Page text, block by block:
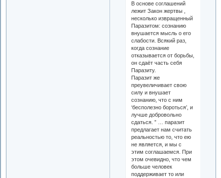
В основе соглашений
лежит Закон жертвы ,
несколько извращенный
Паразитом: сознанию
внушается мысль о его
слабости. Всякий раз,
когда сознание
отказывается от борьбы,
он сдаёт часть себя
Паразиту.
Паразит же
преувеличивает свою
силу и внушает
сознанию, что с ним
‘бесполезно бороться’, и
лучше добровольно
сдаться. ” … паразит
предлагает нам считать
реальностью то, что ею
не является, и мы с
этим соглашаемся. При
этом очевидно, что чем
больше человек
поддерживает то или